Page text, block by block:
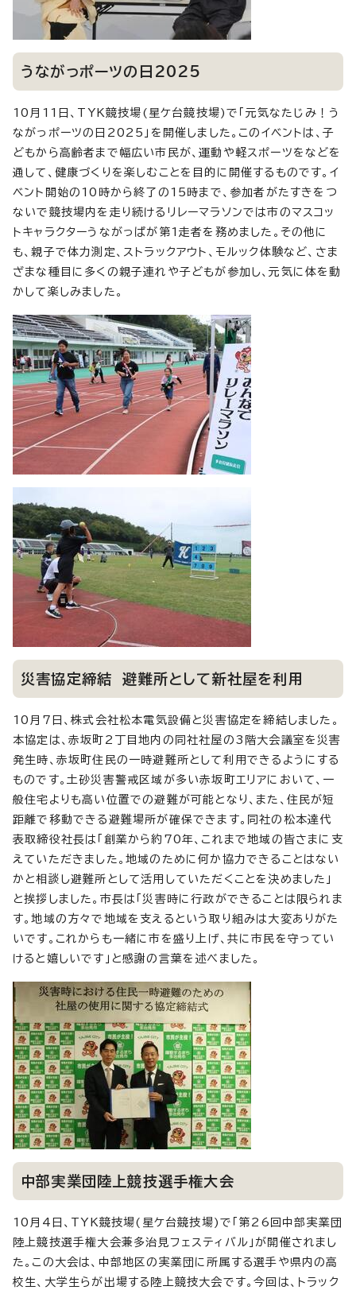
うながっポーツの日2025
10月11日、TYK競技場(星ケ台競技場)で「元気なたじみ！う
ながっポーツの日2025」を開催しました。このイベントは、子
どもから高齢者まで幅広い市民が、運動や軽スポーツをなどを
通して、健康づくりを楽しむことを目的に開催するものです。イ
ベント開始の10時から終了の15時まで、参加者がたすきをつ
ないで競技場内を走り続けるリレーマラソンでは市のマスコッ
トキャラクターうながっぱが第1走者を務めました。その他に
も、親子で体力測定、ストラックアウト、モルック体験など、さま
ざまな種目に多くの親子連れや子どもが参加し、元気に体を動
かして楽しみました。
災害協定締結 避難所として新社屋を利用
10月7日、株式会社松本電気設備と災害協定を締結しました。
本協定は、赤坂町2丁目地内の同社社屋の3階大会議室を災害
発生時、赤坂町住民の一時避難所として利用できるようにする
ものです。土砂災害警戒区域が多い赤坂町エリアにおいて、一
般住宅よりも高い位置での避難が可能となり、また、住民が短
距離で移動できる避難場所が確保できます。同社の松本達代
表取締役社長は「創業から約70年、これまで地域の皆さまに支
えていただきました。地域のために何か協力できることはない
かと相談し避難所として活用していただくことを決めました」
と挨拶しました。市長は「災害時に行政ができることは限られま
す。地域の方々で地域を支えるという取り組みは大変ありがた
いです。これからも一緒に市を盛り上げ、共に市民を守ってい
けると嬉しいです」と感謝の言葉を述べました。
中部実業団陸上競技選手権大会
10月4日、TYK競技場(星ケ台競技場)で「第26回中部実業団
陸上競技選手権大会兼多治見フェスティバル」が開催されまし
た。この大会は、中部地区の実業団に所属する選手や県内の高
校生、大学生らが出場する陸上競技大会です。今回は、トラック